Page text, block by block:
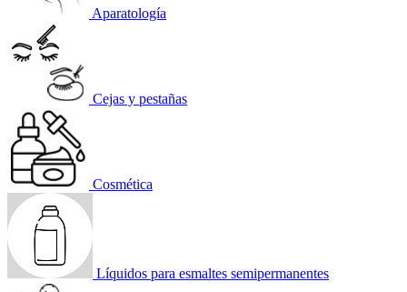
Aparatología
Cejas y pestañas
Cosmética
Líquidos para esmaltes semipermanentes